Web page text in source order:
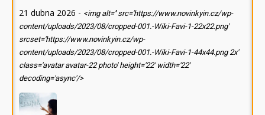
21 dubna 2026 - <img alt='' src='https://www.novinkyin.cz/wp-
content/uploads/2023/08/cropped-001.-Wiki-Favi-1-22x22.png'
srcset='https://www.novinkyin.cz/wp-
content/uploads/2023/08/cropped-001.-Wiki-Favi-1-44x44.png 2x'
class='avatar avatar-22 photo' height='22' width='22'
decoding='async'/>